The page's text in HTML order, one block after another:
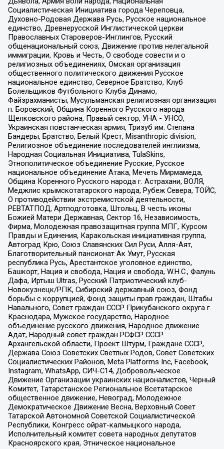
Социалистическая Инициатива города Череповца,
Духовно-Родовая Держава Русь, Русское национальное
единство, Древнерусской Инглистической церкви
Православных Староверов-Инглингов, Русский
общенациональный союз, Движение против нелегальной
иммиграции, Кровь и Честь, О свободе совести и о
религиозных объединениях, Омская организация
общественного политического движения Русское
национальное единство, Северное Братство, Клуб
Болельщиков Футбольного Клуба Динамо,
Файзрахманисты, Мусульманская религиозная организация
п. Боровский, Община Коренного Русского народа
Щелковского района, Правый сектор, УНА - УНСО,
Украинская повстанческая армия, Тризуб им. Степана
Бандеры, Братство, Белый Крест, Misanthropic division,
Религиозное объединение последователей инглиизма,
Народная Социальная Инициатива, TulaSkins,
Этнополитическое объединение Русские, Русское
национальное объединение Атака, Мечеть Мирмамеда,
Община Коренного Русского народа г. Астрахани, ВОЛЯ,
Меджлис крымскотатарского народа, Рубеж Севера, ТОЙС,
О противодействии экстремистской деятельности,
РЕВТАТПОД, Артподготовка, Штольц, В честь иконы
Божией Матери Державная, Сектор 16, Независимость,
Фирма, Молодежная правозащитная группа МПГ, Курсом
Правды и Единения, Каракольская инициативная группа,
Автоград Крю, Союз Славянских Сил Руси, Алля-Аят,
Благотворительный пансионат Ак Умут, Русская
республика Русь, Арестантское уголовное единство,
Башкорт, Нация и свобода, Нация и свобода, W.H.С., Фалунь
Дафа, Иртыш Ultras, Русский Патриотический клуб-
Новокузнецк/РПК, Сибирский державный союз, Фонд
борьбы с коррупцией, Фонд защиты прав граждан, Штабы
Навального, Совет граждан СССР Прикубанского округа г.
Краснодара, Мужское государство, Народное
объединение русского движения, Народное движение
Адат, Народный совет граждан РСФСР СССР
Архангельской области, Проект Штурм, Граждане СССР,
Держава Союз Советских Светлых Родов, Совет Советских
Социалистических Районов, Meta Platforms Inc, Facebook,
Instagram, WhatsApp, СИЧ-С14, Добровольческое
Движение Организации украинских националистов, Черный
Комитет, Татарстанское Региональное Всетатарское
общественное движение, Невоград, Молодежное
Демократическое Движение Весна, Верховный Совет
Татарской Автономной Советской Социалистической
Республики, Конгресс ойрат-калмыцкого народа,
Исполнительный комитет совета народных депутатов
Красноярского края, Этническое национальное